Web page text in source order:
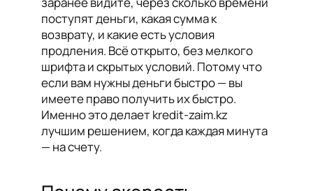
поступят деньги, какая сумма к
возврату, и какие есть условия
продления. Всё открыто, без мелкого
шрифта и скрытых условий. Потому что
если вам нужны деньги быстро — вы
имеете право получить их быстро.
Именно это делает kredit-zaim.kz
лучшим решением, когда каждая минута
— на счету.